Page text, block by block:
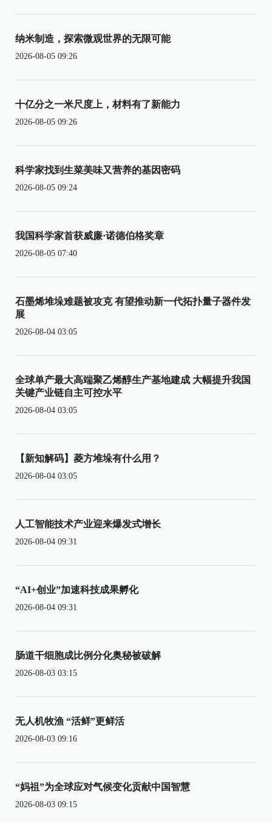
纳米制造，探索微观世界的无限可能
2026-08-05 09:26
十亿分之一米尺度上，材料有了新能力
2026-08-05 09:26
科学家找到生菜美味又营养的基因密码
2026-08-05 09:24
我国科学家首获威廉·诺德伯格奖章
2026-08-05 07:40
石墨烯堆垛难题被攻克 有望推动新一代拓扑量子器件发
展
2026-08-04 03:05
全球单产最大高端聚乙烯醇生产基地建成 大幅提升我国
关键产业链自主可控水平
2026-08-04 03:05
【新知解码】菱方堆垛有什么用？
2026-08-04 03:05
人工智能技术产业迎来爆发式增长
2026-08-04 09:31
“AI+创业”加速科技成果孵化
2026-08-04 09:31
肠道干细胞成比例分化奥秘被破解
2026-08-03 03:15
无人机牧渔 “活鲜”更鲜活
2026-08-03 09:16
“妈祖”为全球应对气候变化贡献中国智慧
2026-08-03 09:15